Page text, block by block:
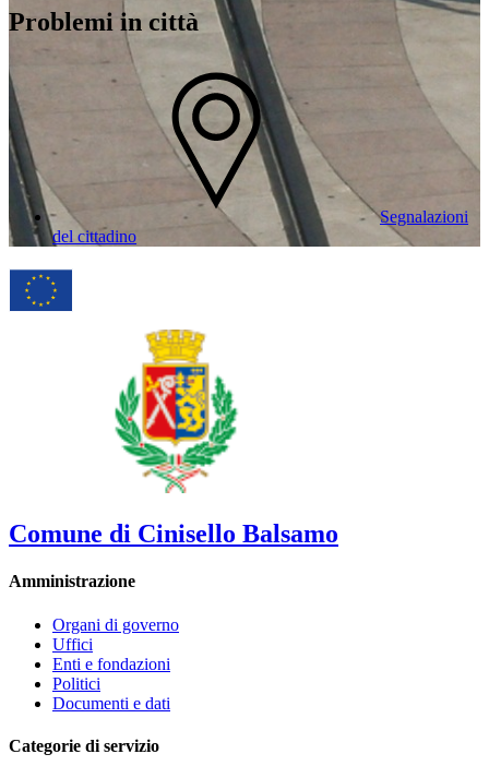
Problemi in città
Segnalazioni
del cittadino
Comune di Cinisello Balsamo
Amministrazione
Organi di governo
Uffici
Enti e fondazioni
Politici
Documenti e dati
Categorie di servizio